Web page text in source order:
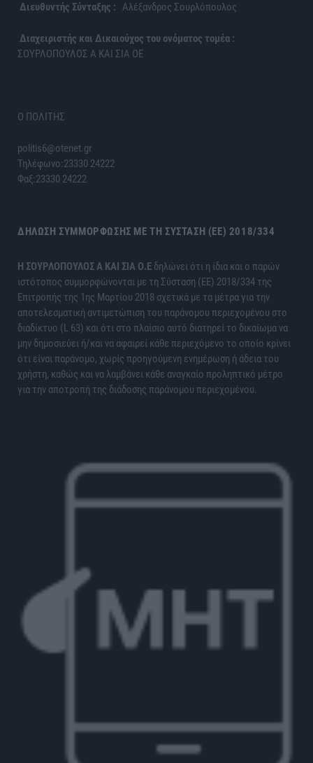
Διευθυντής Σύνταξης : Αλέξανδρος Σουρλόπουλος
Διαχειριστής και Δικαιούχος του ονόματος τομέα :
ΣΟΥΡΛΟΠΟΥΛΟΣ Α ΚΑΙ ΣΙΑ ΟΕ
Ο ΠΟΛΙΤΗΣ
politis6@otenet.gr
Τηλέφωνο:23330 24222
Φαξ:23330 24222
ΔΉΛΩΣΗ ΣΥΜΜΌΡΦΩΣΗΣ ΜΕ ΤΗ ΣΎΣΤΑΣΗ (ΕΕ) 2018/334
H ΣΟΥΡΛΟΠΟΥΛΟΣ Α ΚΑΙ ΣΙΑ Ο.Ε δηλώνει ότι η ίδια και ο παρών
ιστότοπος συμμορφώνονται με τη Σύσταση (ΕΕ) 2018/334 της
Επιτροπής της 1ης Μαρτίου 2018 σχετικά με τα μέτρα για την
αποτελεσματική αντιμετώπιση του παράνομου περιεχομένου στο
διαδίκτυο (L 63) και ότι στο πλαίσιο αυτό διατηρεί το δικαίωμα να
μην δημοσιεύει ή/και να αφαιρεί κάθε περιεχόμενο το οποίο κρίνει
ότι είναι παράνομο, χωρίς προηγούμενη ενημέρωση ή άδεια του
χρήστη, καθώς και να λαμβάνει κάθε αναγκαίο προληπτικό μέτρο
για την αποτροπή της διάδοσης παράνομου περιεχομένου.